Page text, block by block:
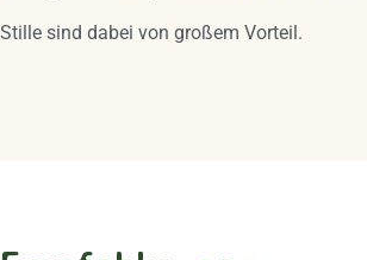
sind dabei von großem Vorteil.